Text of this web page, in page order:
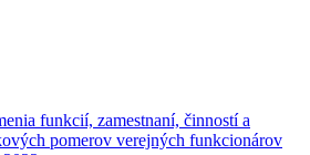
funkcií, zamestnaní, činností a
pomerov verejných funkcionárov